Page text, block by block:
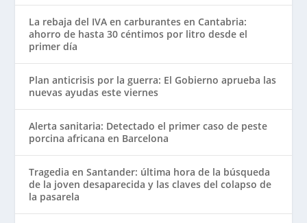
La rebaja del IVA en carburantes en Cantabria:
ahorro de hasta 30 céntimos por litro desde el
primer día
Plan anticrisis por la guerra: El Gobierno aprueba las
nuevas ayudas este viernes
Alerta sanitaria: Detectado el primer caso de peste
porcina africana en Barcelona
Tragedia en Santander: última hora de la búsqueda
de la joven desaparecida y las claves del colapso de
la pasarela